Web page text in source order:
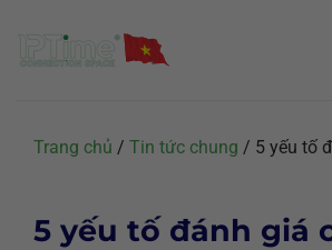
đến
Trang chủ / Tin tức chung / 5 yếu tố
5 yếu tố đánh giá